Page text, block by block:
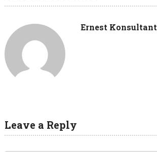
Ernest Konsultant
Leave a Reply